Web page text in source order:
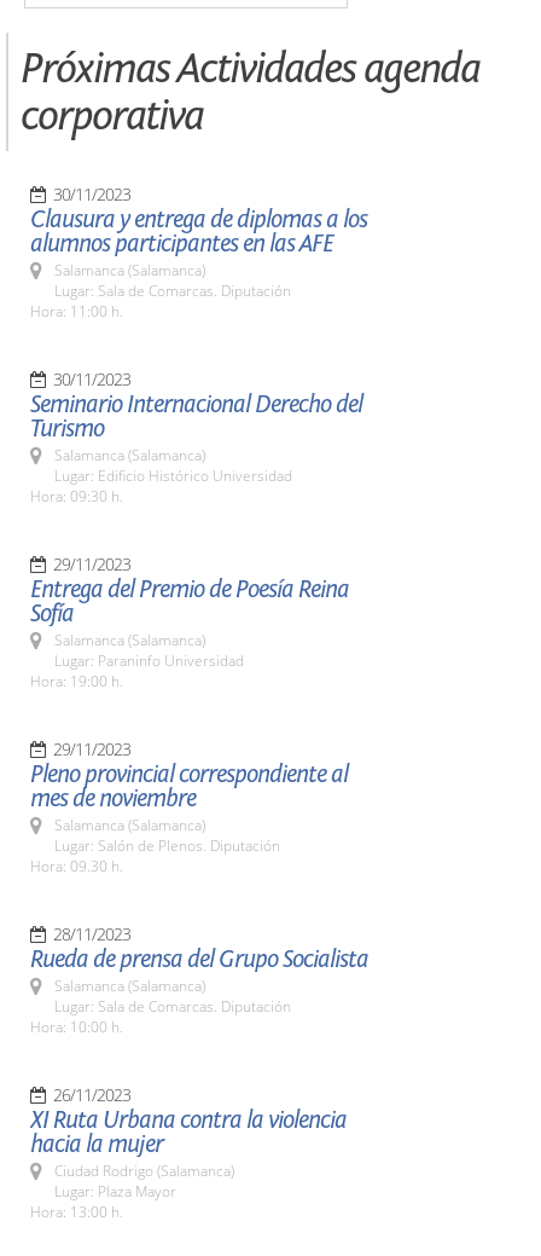
Próximas Actividades agenda
corporativa
30/11/2023
Clausura y entrega de diplomas a los
alumnos participantes en las AFE
Salamanca (Salamanca)
Lugar: Sala de Comarcas. Diputación
Hora: 11:00 h.
30/11/2023
Seminario Internacional Derecho del
Turismo
Salamanca (Salamanca)
Lugar: Edificio Histórico Universidad
Hora: 09:30 h.
29/11/2023
Entrega del Premio de Poesía Reina
Sofía
Salamanca (Salamanca)
Lugar: Paraninfo Universidad
Hora: 19:00 h.
29/11/2023
Pleno provincial correspondiente al
mes de noviembre
Salamanca (Salamanca)
Lugar: Salón de Plenos. Diputación
Hora: 09.30 h.
28/11/2023
Rueda de prensa del Grupo Socialista
Salamanca (Salamanca)
Lugar: Sala de Comarcas. Diputación
Hora: 10:00 h.
26/11/2023
XI Ruta Urbana contra la violencia
hacia la mujer
Ciudad Rodrigo (Salamanca)
Lugar: Plaza Mayor
Hora: 13:00 h.